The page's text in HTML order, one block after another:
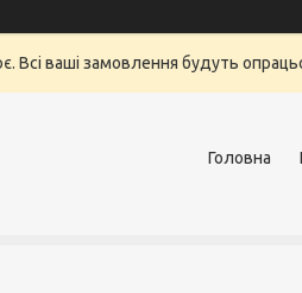
Всі ваші замовлення будуть
Головна